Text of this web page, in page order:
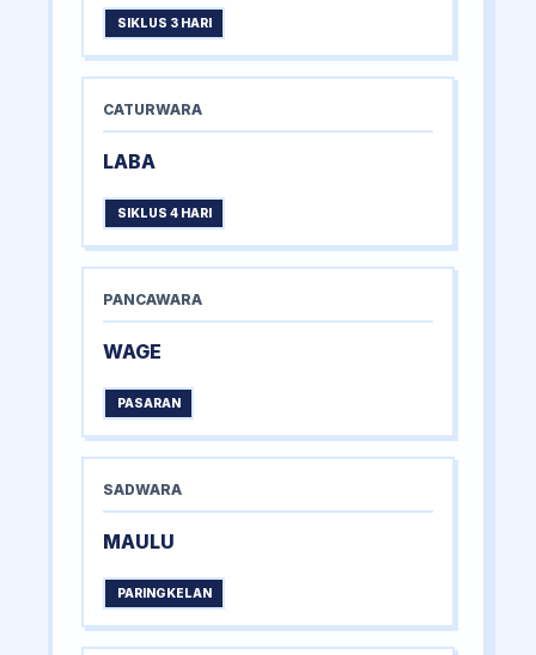
SIKLUS 3 HARI
CATURWARA
LABA
SIKLUS 4 HARI
PANCAWARA
WAGE
PASARAN
SADWARA
MAULU
PARINGKELAN